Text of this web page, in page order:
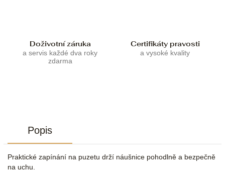
Doživotní záruka
a servis každé dva roky
zdarma
Certifikáty pravosti
a vysoké kvality
Popis
Praktické zapínání na puzetu drží náušnice pohodlně a bezpečně
na uchu.